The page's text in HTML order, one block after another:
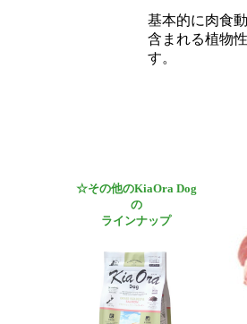
基本的に肉食
含まれる植物
す。
☆その他のKiaOra Dog
の
ラインナップ